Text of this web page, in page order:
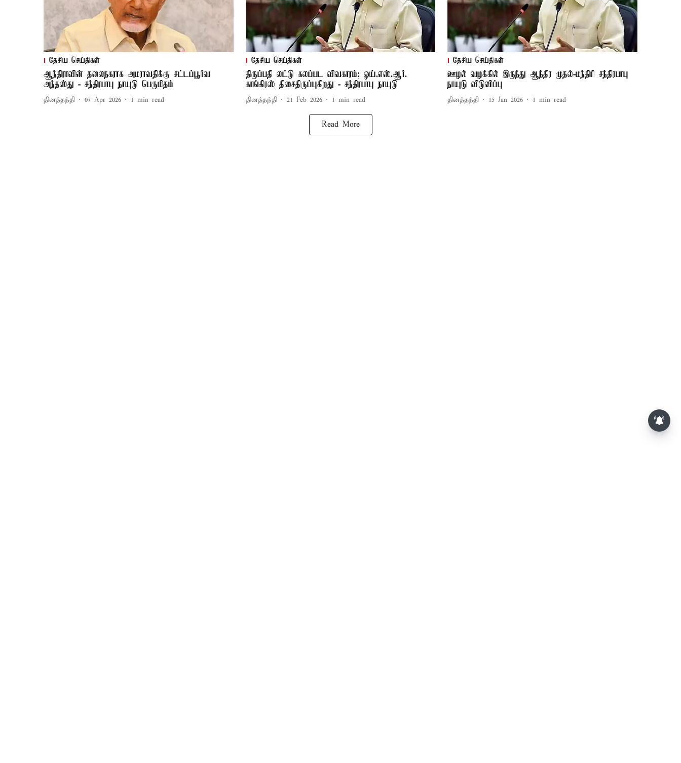
தேசிய செய்திகள்
ஆந்திராவின் தலைநகராக அமராவதிக்கு சட்டப்பூர்வ
அந்தஸ்து - சந்திரபாபு நாயுடு பெருமிதம்
தினத்தந்தி 07 Apr 2026 1 min read
தேசிய செய்திகள்
திருப்பதி லட்டு கலப்பட விவகாரம்; ஒய்.எஸ்.ஆர்.
காங்கிரஸ் திசைதிருப்புகிறது - சந்திரபாபு நாயுடு
தினத்தந்தி 21 Feb 2026 1 min read
தேசிய செய்திகள்
ஊழல் வழக்கில் இருந்து ஆந்திர முதல்-மந்திரி சந்திரபாபு
நாயுடு விடுவிப்பு
தினத்தந்தி 15 Jan 2026 1 min read
Read More